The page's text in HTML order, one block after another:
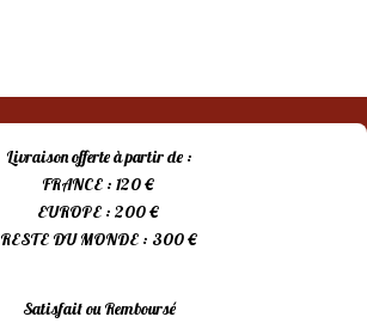
Livraison offerte à partir de :
FRANCE : 120 €
EUROPE : 200 €
RESTE DU MONDE : 300 €
Satisfait ou Remboursé